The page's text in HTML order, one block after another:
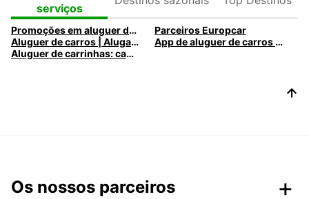
serviços
sazonais
Destinos
Promoções em aluguer de automóveis
Parceiros Europcar
Aluguer de carros | Alugar um carro com a Europcar
App de aluguer de carros e comerciais e ofertas mobile
Aluguer de carrinhas: camiões e carrinhas Europcar para todas as necessidades
Os nossos parceiros